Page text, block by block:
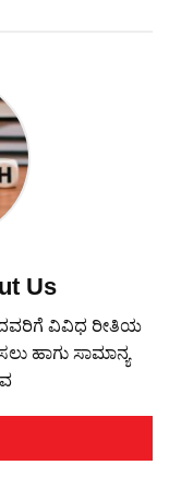
Us
ವಿವಿಧ ರೀತಿಯ
ಹಾಗು ಸಾಮಾನ್ಯ